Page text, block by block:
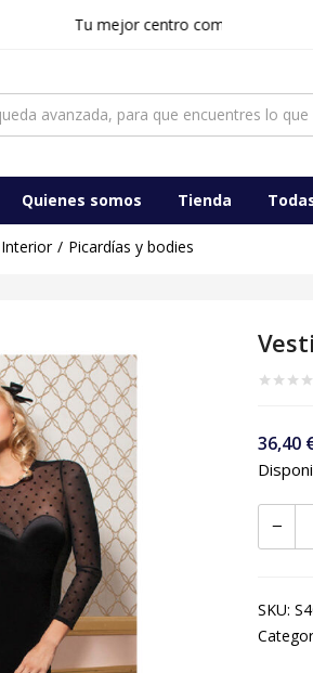
Tu mejor centro comercial digital en
Quienes somos Tienda
Picardías y bodies
36,40
SKU: